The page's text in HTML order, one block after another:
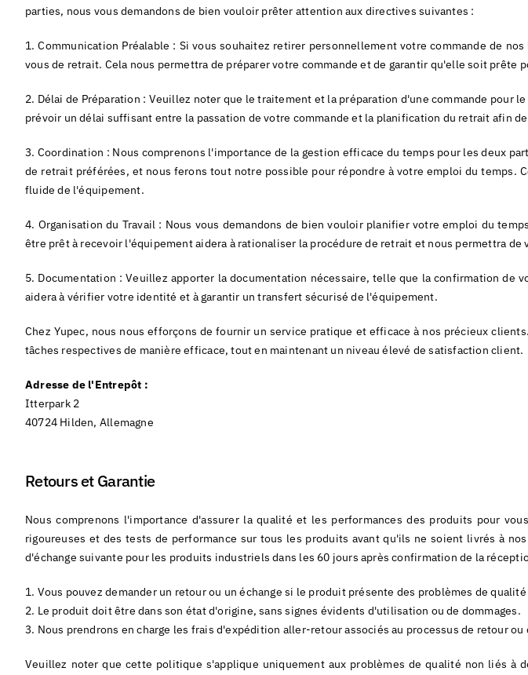
parties, nous vous demandons de bien vouloir prêter attention aux directives suivantes :
1. Communication Préalable : Si vous souhaitez retirer personnellement votre commande de
vous de retrait. Cela nous permettra de préparer votre commande et de garantir qu'elle soit prête
2. Délai de Préparation : Veuillez noter que le traitement et la préparation d'une commande pour
prévoir un délai suffisant entre la passation de votre commande et la planification du retrait afin
3. Coordination : Nous comprenons l'importance de la gestion efficace du temps pour les deux
de retrait préférées, et nous ferons tout notre possible pour répondre à votre emploi du
fluide de l'équipement.
4. Organisation du Travail : Nous vous demandons de bien vouloir planifier votre emploi du
être prêt à recevoir l'équipement aidera à rationaliser la procédure de retrait et nous permettra de
5. Documentation : Veuillez apporter la documentation nécessaire, telle que la confirmation
aidera à vérifier votre identité et à garantir un transfert sécurisé de l'équipement.
Chez Yupec, nous nous efforçons de fournir un service pratique et efficace à nos précieux
tâches respectives de manière efficace, tout en maintenant un niveau élevé de satisfaction client.
Adresse de l'Entrepôt :
Itterpark 2
40724 Hilden, Allemagne
Retours et Garantie
Nous comprenons l'importance d'assurer la qualité et les performances des produits pour
rigoureuses et des tests de performance sur tous les produits avant qu'ils ne soient livrés à
d'échange suivante pour les produits industriels dans les 60 jours après confirmation de la
1. Vous pouvez demander un retour ou un échange si le produit présente des problèmes de
2. Le produit doit être dans son état d'origine, sans signes évidents d'utilisation ou de dommages.
3. Nous prendrons en charge les frais d'expédition aller-retour associés au processus de retour ou
Veuillez noter que cette politique s'applique uniquement aux problèmes de qualité non liés à